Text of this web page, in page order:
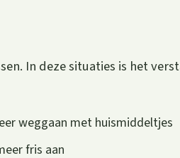
In deze situaties is het
weggaan met huismiddeltjes
fris aan